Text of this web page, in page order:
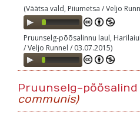
(Väätsa vald, Piiumetsa / Veljo
Audio
Player
Pruunselg-põõsalinnu laul,
/ Veljo Runnel / 03.07.2015)
Audio
Player
Pruunselg-põõsalind
communis)